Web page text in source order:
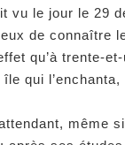
vu le jour le 29
de connaître
qu’à trente-
île qui
même